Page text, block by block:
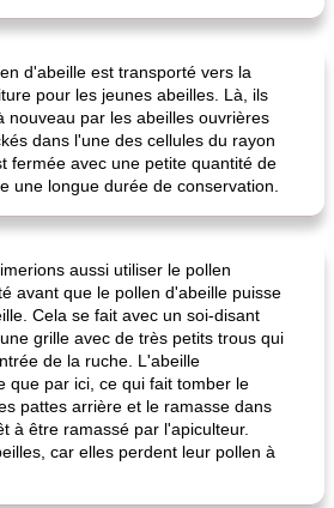
d'abeille est transporté vers la
pour les jeunes abeilles. Là, ils
nouveau par les abeilles ouvrières
dans l'une des cellules du rayon
fermée avec une petite quantité de
une longue durée de conservation.
aussi utiliser le pollen
avant que le pollen d'abeille puisse
Cela se fait avec un soi-disant
grille avec de très petits trous qui
de la ruche. L'abeille
que par ici, ce qui fait tomber le
pattes arrière et le ramasse dans
à être ramassé par l'apiculteur.
car elles perdent leur pollen à